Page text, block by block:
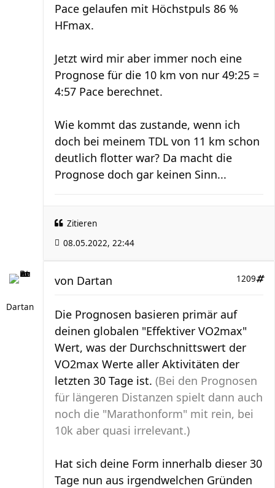
Pace gelaufen mit Höchstpuls 86 %
HFmax.
Jetzt wird mir aber immer noch eine
Prognose für die 10 km von nur 49:25 =
4:57 Pace berechnet.
Wie kommt das zustande, wenn ich
doch bei meinem TDL von 11 km schon
deutlich flotter war? Da macht die
Prognose doch gar keinen Sinn...
Zitieren
08.05.2022, 22:44
Dartan
1209
von Dartan
Die Prognosen basieren primär auf
deinen globalen "Effektiver VO2max"
Wert, was der Durchschnittswert der
VO2max Werte aller Aktivitäten der
letzten 30 Tage ist. (Bei den Prognosen
für längeren Distanzen spielt dann auch
noch die "Marathonform" mit rein, bei
10k aber quasi irrelevant.)
Hat sich deine Form innerhalb dieser 30
Tage nun aus irgendwelchen Gründen